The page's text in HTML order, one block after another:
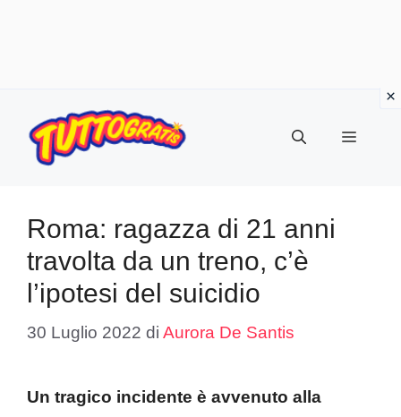
contenuto
Menu
Roma: ragazza di 21 anni
travolta da un treno, c’è
l’ipotesi del suicidio
30 Luglio 2022 di Aurora De Santis
Un tragico incidente è avvenuto alla